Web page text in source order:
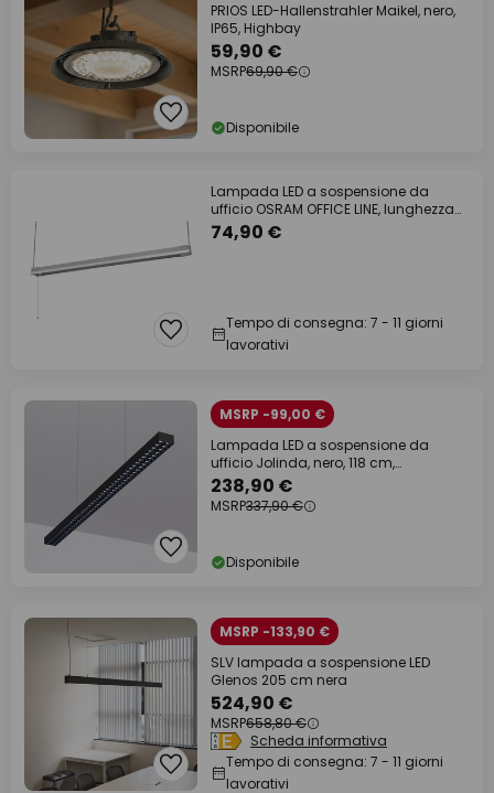
PRIOS LED-Hallenstrahler Maikel, nero,
IP65, Highbay
59,90 €
MSRP69,90 €
Disponibile
Lampada LED a sospensione da
ufficio OSRAM OFFICE LINE, lunghezza
112 cm,
74,90 €
Tempo di consegna: 7 - 11 giorni
lavorativi
MSRP -99,00 €
Lampada LED a sospensione da
ufficio Jolinda, nero, 118 cm,
alto/basso
238,90 €
MSRP337,90 €
Disponibile
MSRP -133,90 €
SLV lampada a sospensione LED
Glenos 205 cm nera
524,90 €
MSRP658,80 €
Scheda informativa
Tempo di consegna: 7 - 11 giorni
lavorativi